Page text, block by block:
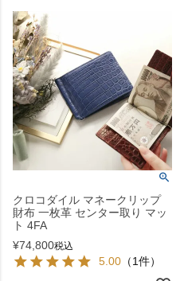
クロコダイル マネークリップ
財布 一枚革 センター取り マッ
ト 4FA
¥74,800税込
5.00 （1件）